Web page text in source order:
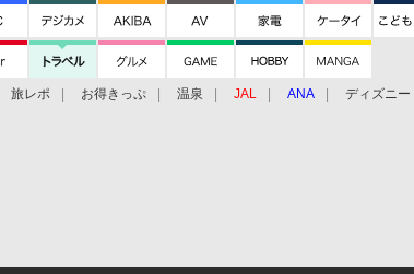
旅レポ お得きっぷ 温泉 JAL ANA ディズニー